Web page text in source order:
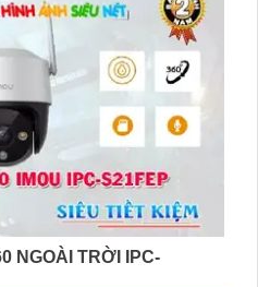
NGOÀI TRỜI IPC-